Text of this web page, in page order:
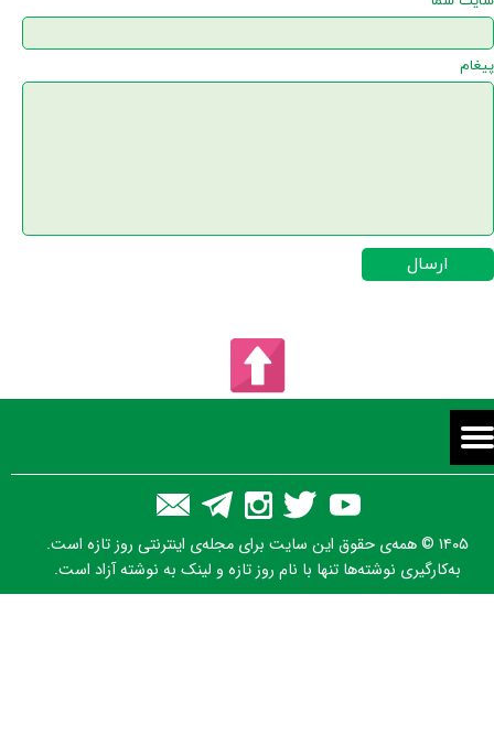
پیغام
ارسال
۱۴۰۵ © همه‌ی حقوق این سایت برای مجله‌ی اینترنتی روز تازه است.
به‌کارگیری نوشته‌ها تنها با نام روز تازه و لینک به نوشته آزاد است.